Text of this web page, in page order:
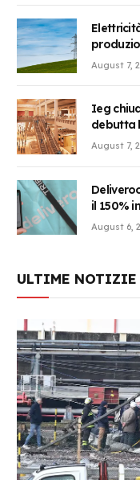
August 7,
Ieg
debutta
August 7,
il 150%
August 6,
ULTIME NOTIZIE